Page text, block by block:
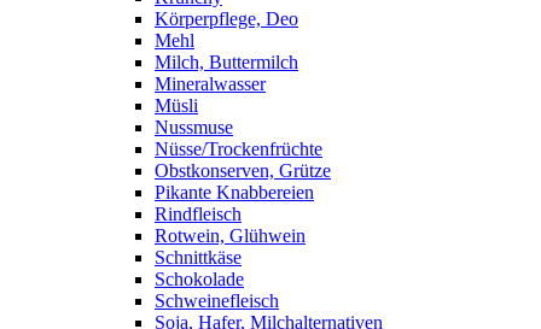
Körperpflege, Deo
Mehl
Milch, Buttermilch
Mineralwasser
Müsli
Nussmuse
Nüsse/Trockenfrüchte
Obstkonserven, Grütze
Pikante Knabbereien
Rindfleisch
Rotwein, Glühwein
Schnittkäse
Schokolade
Schweinefleisch
Soja, Hafer, Milchalternativen